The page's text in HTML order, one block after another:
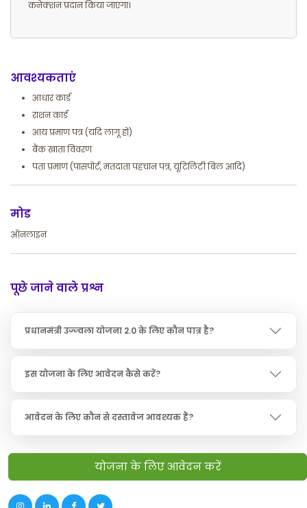
कनेक्शन प्रदान किया जाएगा।
आवश्यकताएं
आधार कार्ड
राशन कार्ड
आय प्रमाण पत्र (यदि लागू हो)
बैंक खाता विवरण
पता प्रमाण (पासपोर्ट, मतदाता पहचान पत्र, यूटिलिटी बिल आदि)
मोड
ऑनलाइन
पूछे जाने वाले प्रश्न
प्रधानमंत्री उज्ज्वला योजना 2.0 के लिए कौन पात्र है?
इस योजना के लिए आवेदन कैसे करें?
आवेदन के लिए कौन से दस्तावेज आवश्यक हैं?
योजना के लिए आवेदन करें